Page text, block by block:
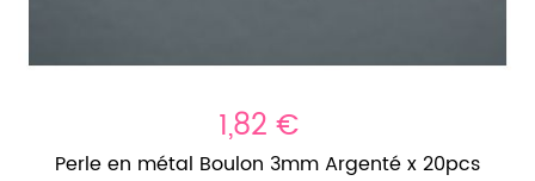
1,82 €
Perle en métal Boulon 3mm Argenté x 20pcs